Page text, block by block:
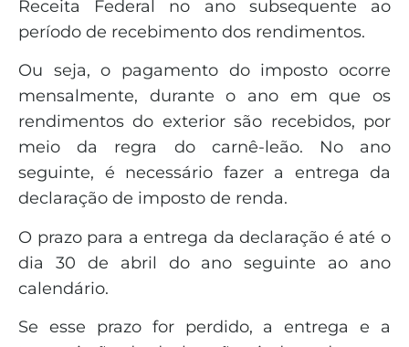
Receita Federal no ano subsequente ao
período de recebimento dos rendimentos.
Ou seja, o pagamento do imposto ocorre
mensalmente, durante o ano em que os
rendimentos do exterior são recebidos, por
meio da regra do carnê-leão. No ano
seguinte, é necessário fazer a entrega da
declaração de imposto de renda.
O prazo para a entrega da declaração é até o
dia 30 de abril do ano seguinte ao ano
calendário.
Se esse prazo for perdido, a entrega e a